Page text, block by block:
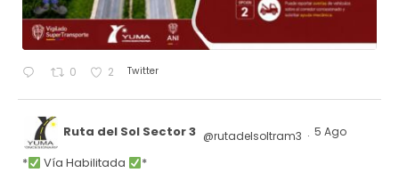
0 2 Twitter
Ruta del Sol Sector 3 @rutadelsoltram3 · 5 Ago
* Vía Habilitada
*